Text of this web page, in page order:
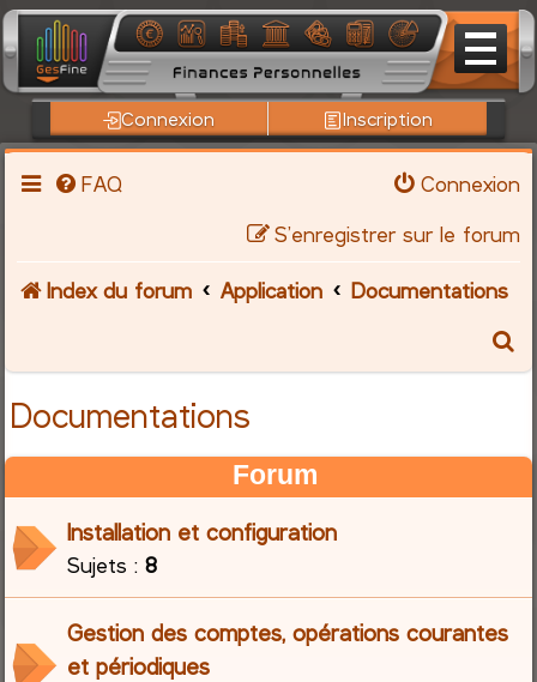
Connexion Inscription
FAQ
Connexion
S’enregistrer sur le forum
Index du forum Application
Documentations
Documentations
Forum
Installation et configuration
Sujets :8
Gestion des comptes, opérations courantes
et périodiques